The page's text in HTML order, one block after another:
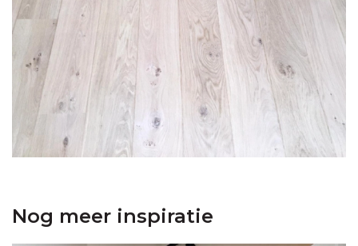
Nog meer inspiratie